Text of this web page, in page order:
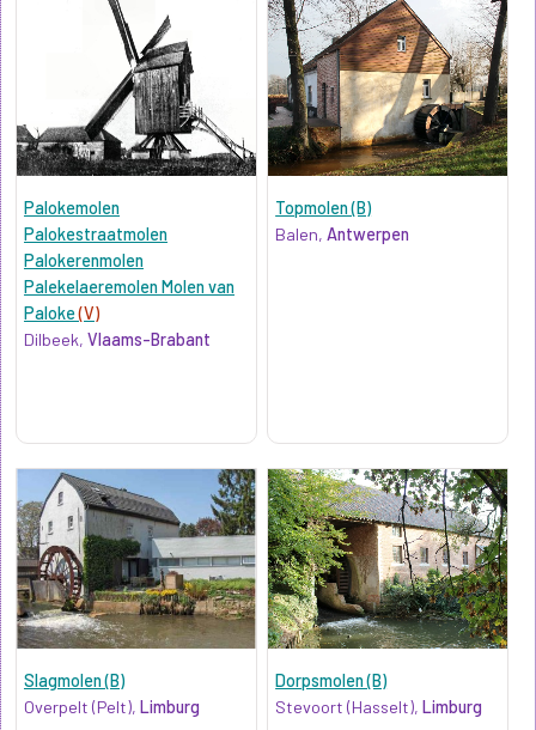
Palokemolen
Palokestraatmolen
Palokerenmolen
Palekelaeremolen Molen van
Paloke(V)
Dilbeek, Vlaams-Brabant
Topmolen (B)
Balen,Antwerpen
Slagmolen (B)
Overpelt (Pelt), Limburg
Dorpsmolen (B)
Stevoort (Hasselt),Limburg